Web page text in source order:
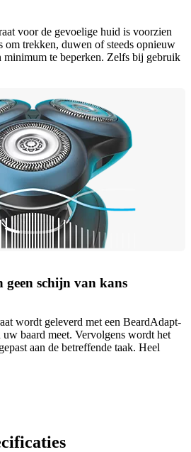
voor de gevoelige huid is voorzien
om trekken, duwen of steeds opnieuw
minimum te beperken. Zelfs bij gebruik
geen schijn van kans
wordt geleverd met een BeardAdapt-
baard meet. Vervolgens wordt het
aan de betreffende taak. Heel